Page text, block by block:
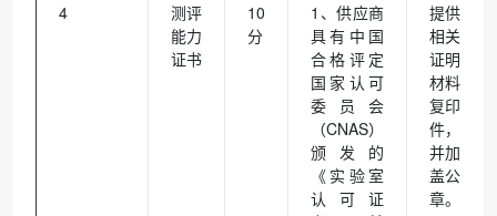
4
测评
能力
证书
10
分
1、供应商
具有中国
合格评定
国家认可
委员会
（CNAS）
颁发的
《实验室
认可证
提供
相关
证明
材料
复印
件，
并加
盖公
章。